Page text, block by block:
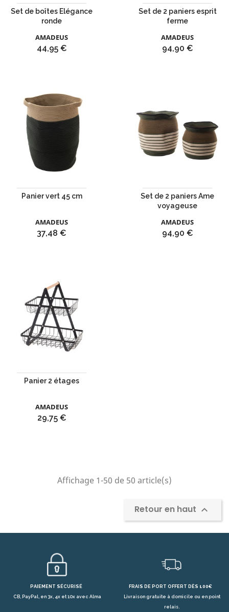
Set de boîtes Elégance
ronde
AMADEUS
Prix
44,95 €
Set de 2 paniers esprit
ferme
AMADEUS
Prix
94,90 €
Panier vert 45 cm
AMADEUS
Prix
37,48 €
Set de 2 paniers Ame
voyageuse
AMADEUS
Prix
94,90 €
Panier 2 étages
AMADEUS
Prix
29,75 €
Affichage 1-50 de 50 article(s)
Retour en haut 
PAIEMENT SÉCURISÉ
CB, PayPal, en 3x, 4x et 10x avec Alma
FRAIS DE PORT OFFERT DÈS 100€
Livraison gratuite à domicile ou en point
relais.